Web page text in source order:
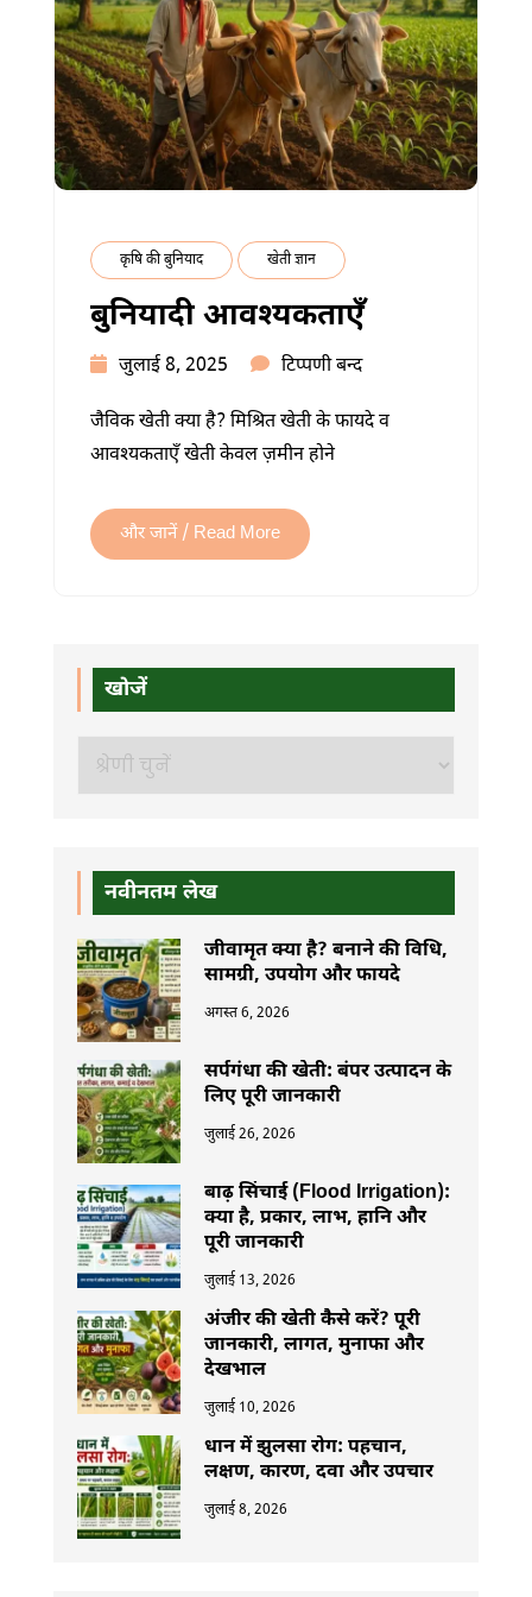
कृषि की बुनियाद खेती ज्ञान
बुनियादी आवश्यकताएँ
जुलाई 8, 2025 टिप्पणी बन्दबुनियादी
में
जैविक खेती क्या है? मिश्रित खेती के फायदे व
आवश्यकताएँ खेती केवल ज़मीन होने
और जानें / Read More
खोजें
खोजें
नवीनतम लेख
जीवामृत क्या है? बनाने की विधि,
सामग्री, उपयोग और फायदे
अगस्त 6, 2026
सर्पगंधा की खेती: बंपर उत्पादन के
लिए पूरी जानकारी
जुलाई 26, 2026
बाढ़ सिंचाई (Flood Irrigation):
क्या है, प्रकार, लाभ, हानि और
पूरी जानकारी
जुलाई 13, 2026
अंजीर की खेती कैसे करें? पूरी
जानकारी, लागत, मुनाफा और
देखभाल
जुलाई 10, 2026
धान में झुलसा रोग: पहचान,
लक्षण, कारण, दवा और उपचार
जुलाई 8, 2026